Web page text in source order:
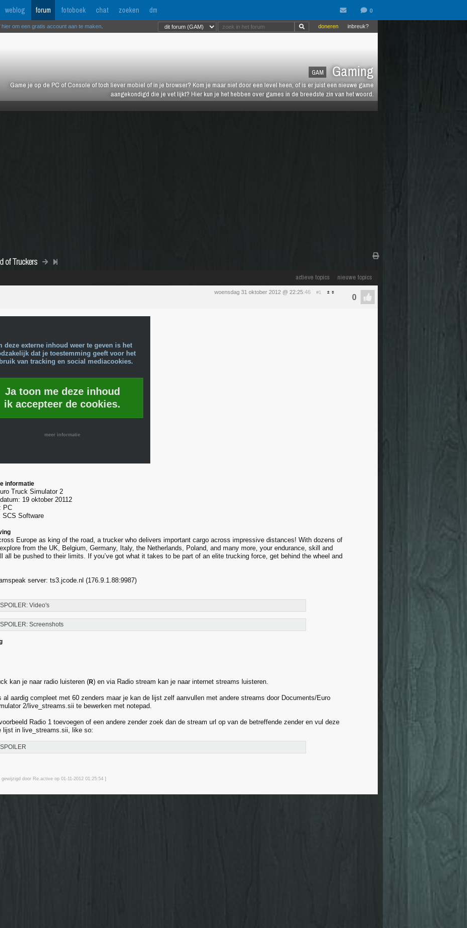
weblog forum fotoboek chat zoeken dm
GAM Gaming
Game je op de PC of Console of toch liever mobiel of in je browser? Kom je maar niet door een level heen, of is er juist een nieuwe game
aangekondigd die je vet lijkt? Hier kun je het hebben over games in de breedste zin van het woord.
inbreuk?
doneren
hier om een gratis account aan te maken
of Truckers
actieve topics nieuwe topics
woensdag 31 oktober 2012 @ 22:25:46 #1
deze externe inhoud weer te geven is het
dat je toestemming geeft voor het
van tracking en social mediacookies.
Ja toon me deze inhoud
ik accepteer de cookies.
meer informatie
informatie
Truck Simulator 2
19 oktober 20112
PC
SCS Software
Europe as king of the road, a trucker who delivers important cargo across impressive distances! With dozens of
from the UK, Belgium, Germany, Italy, the Netherlands, Poland, and many more, your endurance, skill and
all be pushed to their limits. If you’ve got what it takes to be part of an elite trucking force, get behind the wheel and
server: ts3.jcode.nl (176.9.1.88:9987)
SPOILER: Video's
SPOILER: Screenshots
kan je naar radio luisteren (R) en via Radio stream kan je naar internet streams luisteren.
al aardig compleet met 60 zenders maar je kan de lijst zelf aanvullen met andere streams door Documents/Euro
2/live_streams.sii te bewerken met notepad.
Radio 1 toevoegen of een andere zender zoek dan de stream url op van de betreffende zender en vul deze
lijst in live_streams.sii, like so:
SPOILER
gewijzigd door Re.active op 01-11-2012 01:25:54 ]